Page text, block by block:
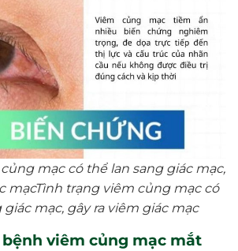
mạc có thể lan sang giác mạc,
mạcTình trạng viêm củng mạc có
giác mạc, gây ra viêm giác mạc
bệnh viêm củng mạc mắt